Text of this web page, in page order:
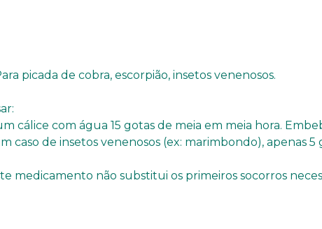
picada de cobra, escorpião, insetos venenosos.
cálice com água 15 gotas de meia em meia hora.
caso de insetos venenosos (ex: marimbondo), apenas 5
medicamento não substitui os primeiros socorros